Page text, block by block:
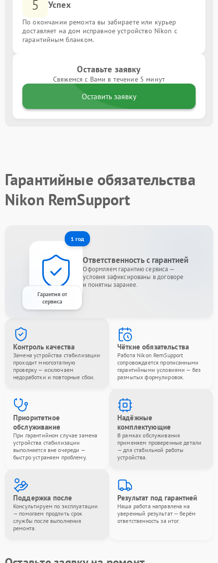
5 Успех
По окончании ремонта вы забираете или курьер
доставляет на дом исправное устройство Nikon с
гарантийным бланком.
Оставьте заявку
Свяжемся с Вами в течение 5 минут
Оставить заявку
Гарантийные обязательства
Nikon RemSupport
1 год
Гарантия от
сервиса
Ответственность с гарантией
Оформляем гарантию сервиса —
условия зафиксированы в договоре
и понятны заранее.
Контроль качества
Замена устройства стабилизации
проходит многоэтапную
проверку — исключаем
недоработки и повторные сбои.
Чёткие обязательства
Работа Nikon RemSupport
сопровождается прописанными
гарантийными условиями — без
размытых формулировок.
Приоритетное
обслуживание
При гарантийном случае замена
устройства стабилизации
выполняется вне очереди —
быстро устраняем проблему.
Надёжные
комплектующие
В рамках обслуживания
применяем проверенные детали
— для стабильной работы
устройства.
Поддержка после
Консультируем по эксплуатации
— помогаем продлить срок
службы после выполнения
ремонта.
Результат под гарантией
Наша работа направлена на
уверенный результат — берём
ответственность за итог.